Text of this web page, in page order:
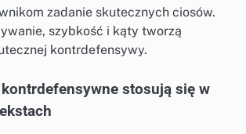
zadanie skutecznych ciosów.
szybkość i kąty tworzą
kontrdefensywy.
stosują się w